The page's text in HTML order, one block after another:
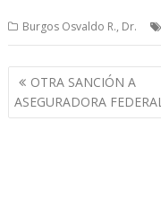
Burgos Osvaldo R., Dr.
Navegación
de
entradas
OTRA SANCIÓN A
ASEGURADORA FEDERAL